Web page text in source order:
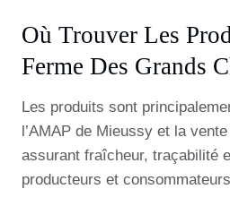
Où Trouver Les
Ferme Des Grands
Les produits sont
l’AMAP de Mieussy et la
assurant fraîcheur, traçabilité
producteurs et